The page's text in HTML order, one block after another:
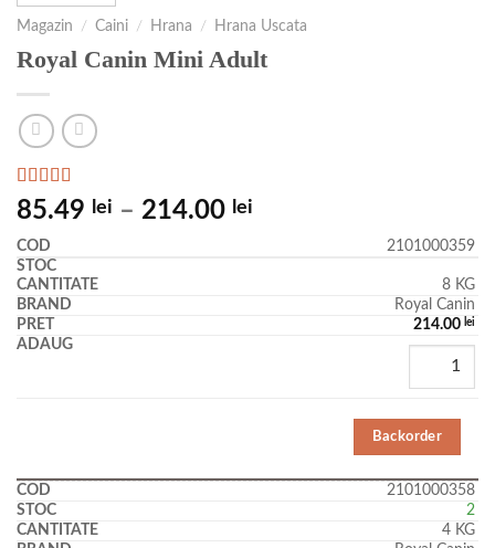
Magazin / Caini / Hrana / Hrana Uscata
Royal Canin Mini Adult
Evaluat la
5.00din 5
pe baza unei
singure
evaluări
85.49 lei – 214.00 lei
2101000359
8 KG
Royal Canin
214.00 lei
Backorder
2101000358
2
4 KG